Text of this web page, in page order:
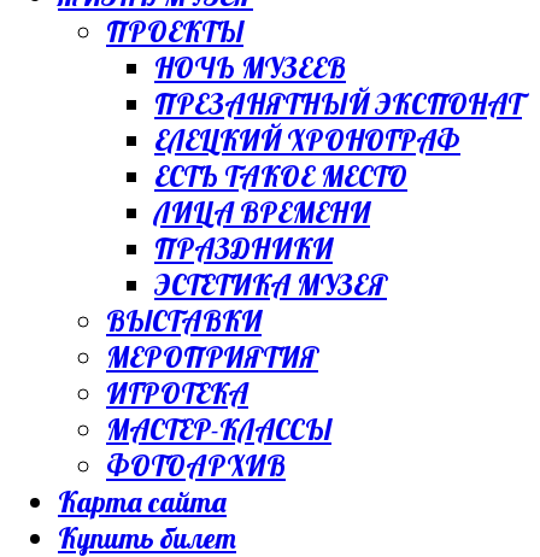
ПРОЕКТЫ
НОЧЬ МУЗЕЕВ
ПРЕЗАНЯТНЫЙ ЭКСПОНАТ
ЕЛЕЦКИЙ ХРОНОГРАФ
ЕСТЬ ТАКОЕ МЕСТО
ЛИЦА ВРЕМЕНИ
ПРАЗДНИКИ
ЭСТЕТИКА МУЗЕЯ
ВЫСТАВКИ
МЕРОПРИЯТИЯ
ИГРОТЕКА
МАСТЕР-КЛАССЫ
ФОТОАРХИВ
Карта сайта
Купить билет